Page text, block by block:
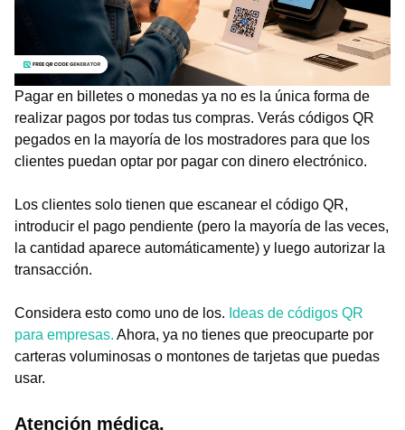
Pagar en billetes o monedas ya no es la única forma de
realizar pagos por todas tus compras. Verás códigos QR
pegados en la mayoría de los mostradores para que los
clientes puedan optar por pagar con dinero electrónico.
Los clientes solo tienen que escanear el código QR,
introducir el pago pendiente (pero la mayoría de las veces,
la cantidad aparece automáticamente) y luego autorizar la
transacción.
Considera esto como uno de los. Ideas de códigos QR
para empresas. Ahora, ya no tienes que preocuparte por
carteras voluminosas o montones de tarjetas que puedas
usar.
Atención médica.